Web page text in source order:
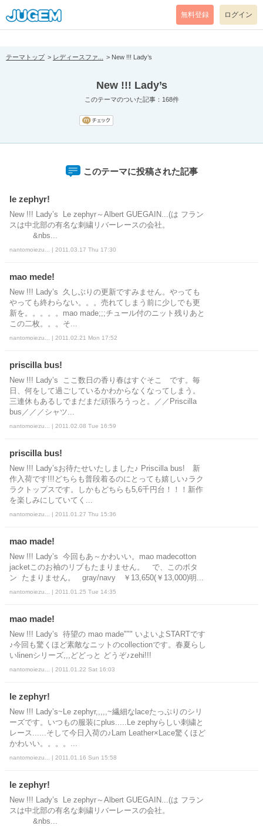
[pear_error: message="Success" code=0 mode=return level=notice
prefix="" info=""]
無料登録 ログイン
テーマトップ レディースファ... New !!! Lady’s
New !!! Lady’s
このテーマのついた記事：168件
このテーマに投稿された記事
le zephyr!
New !!! Lady’s Le zephyr～Albert GUEGAIN...(は フラン
スは中北部の有名な刺繍リバーレースの会社。
&nbs...
nantomoiezu... | 2011.03.17 Thu 17:30
mao mede!
New !!! Lady’s 久しぶりの更新ですみません。やっても
やっても終わらない。。。売れてしまう前に少しでも更
新を。。。。。mao made;;;チュール付のニット残りあと
この二枚。。。そ...
nantomoiezu... | 2011.02.21 Mon 17:52
priscilla bus!
New !!! Lady’s ここ数日の香り春はすぐそこ です。毎
日、何をして過ごしているかわからなくなってしまう。
三連休もあるしでまだまだ頑張ろうっと。／／Priscilla
bus／／／シャツ...
nantomoiezu... | 2011.02.08 Tue 16:59
priscilla bus!
New !!! Lady’sお待たせいたしました♪ Priscilla bus! 新
作入荷です!!!どちらも普段着るのにとっても嬉しい♪ラク
ラクトップスです。しかもどちらも5,6千円台！！！新作
を楽しみにしていてく...
nantomoiezu... | 2011.01.27 Thu 15:36
mao made!
New !!! Lady’s 今回もあ～かわいい。mao madecotton
jacketこのお袖のリブもたまりません。 で、このボタ
ン たまりません。 gray/navy ￥13,650(￥13,000)明...
nantomoiezu... | 2011.01.25 Tue 14:35
mao made!
New !!! Lady’s 待望の mao made""" いよいよSTARTです
♪今回も驚くほど素敵なニットのcollectionです。春夏らし
いlinenシリーズ,,,どどっと どうぞ♪zehi!!!
nantomoiezu... | 2011.01.22 Sat 16:03
le zephyr!
New !!! Lady’s~Le zephyr,,,,,~繊細なlaceたっぷりのシリ
ーズです。いつもの服装にplus.....Le zephyらしい刺繍と
レース......そして今日入荷の♪Lam Leather×Lace驚くほど
かわいい。。。。...
nantomoiezu... | 2011.01.16 Sun 15:58
le zephyr!
New !!! Lady’s Le zephyr～Albert GUEGAIN...(は フラン
スは中北部の有名な刺繍リバーレースの会社。
&nbs...